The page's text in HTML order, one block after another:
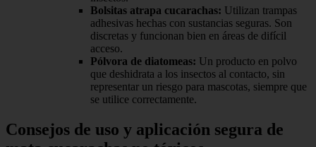
Bolsitas atrapa cucarachas: Utilizan trampas
adhesivas hechas con sustancias seguras. Son
discretas y funcionan bien en áreas de difícil
acceso.
Pólvora de diatomeas: Un producto en polvo
que deshidrata a los insectos al contacto, sin
representar un riesgo para mascotas, siempre que
se utilice correctamente.
Consejos de uso y aplicación segura de